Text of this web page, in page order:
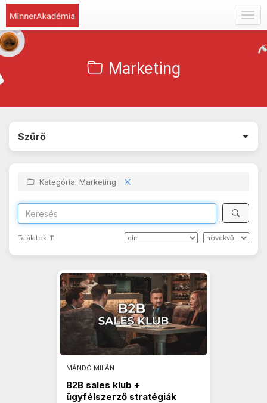
Marketing
Szűrő
Kategória: Marketing
Találatok: 11
MÁNDÓ MILÁN
B2B sales klub +
ügyfélszerző stratégiák